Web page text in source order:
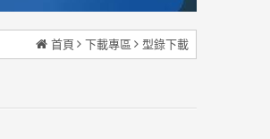
首頁 下載專區 型錄下載